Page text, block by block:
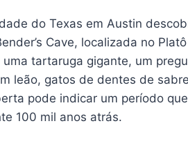
do Texas em Austin
Cave, localizada no
tartaruga gigante, um
leão, gatos de dentes de
pode indicar um período
100 mil anos atrás.